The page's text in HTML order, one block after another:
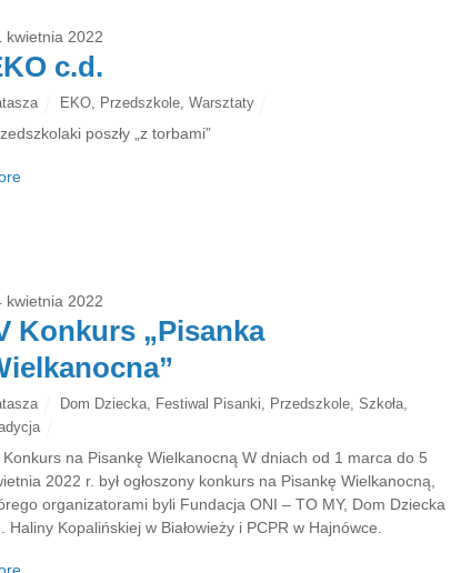
kwietnia 2022
c.d.
EKO, Przedszkole, Warsztaty
poszły „z torbami”
kwietnia 2022
Konkurs „Pisanka
Dom Dziecka, Festiwal Pisanki Przedszkole, Szkoła,
Konkurs na Pisankę Wielkanocną W dniach od 1 marca do 5
2022 r. był ogłoszony konkurs na Pisankę Wielkanocną,
organizatorami byli Fundacja ONI – TO MY, Dom Dziecka
Haliny Kopalińskiej w Białowieży i PCPR w Hajnówce.